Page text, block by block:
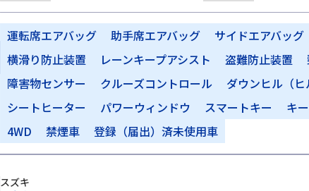
運転席エアバッグ 助手席エアバッグ サイドエアバッグ
横滑り防止装置
レーンキープアシスト 盗難防止装置
障害物センサー
クルーズコントロール ダウンヒル（
シートヒーター
パワーウィンドウ スマートキー キ
4WD
禁煙車 登録（届出）済未使用車
スズキ